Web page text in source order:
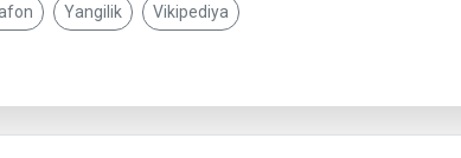
Yangilik Vikipediya